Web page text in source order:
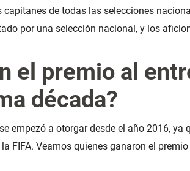
de todas las selecciones
por una selección nacional, y los
el premio al
década?
empezó a otorgar desde el año 2016,
FIFA. Veamos quienes ganaron el